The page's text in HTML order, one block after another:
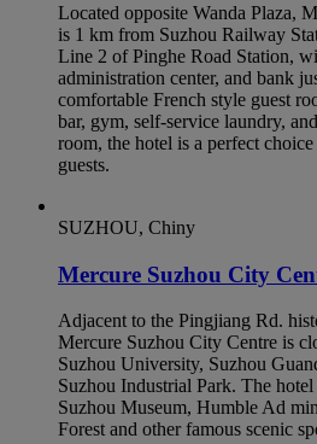
Located opposite Wanda Plaza,
is 1 km from Suzhou Railway
Line 2 of Pinghe Road Station,
administration center, and bank
comfortable French style guest
bar, gym, self-service laundry,
room, the hotel is a perfect
guests.
SUZHOU, Chiny
Mercure Suzhou City
Adjacent to the Pingjiang Rd.
Mercure Suzhou City Centre is
Suzhou University, Suzhou
Suzhou Industrial Park. The
Suzhou Museum, Humble Ad
Forest and other famous scenic